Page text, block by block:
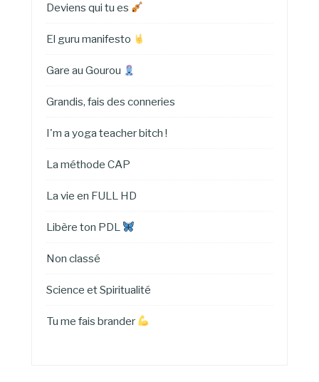
Deviens qui tu es
El guru manifesto
Gare au Gourou
Grandis, fais des conneries
I'm a yoga teacher bitch !
La méthode CAP
La vie en FULL HD
Libère ton PDL
Non classé
Science et Spiritualité
Tu me fais brander